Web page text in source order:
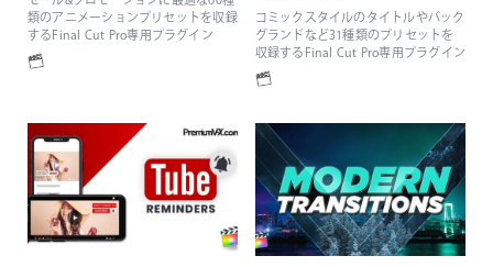
類のアニメーションプリセットを収録
するFinal Cut Pro専用プラグイン
コミックスタイルのタイトルやバック
グランドなど31種類のプリセットを
収録するFinal Cut Pro専用プラグイン